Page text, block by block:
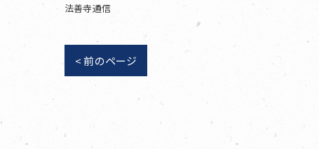
法善寺通信
< 前のページ